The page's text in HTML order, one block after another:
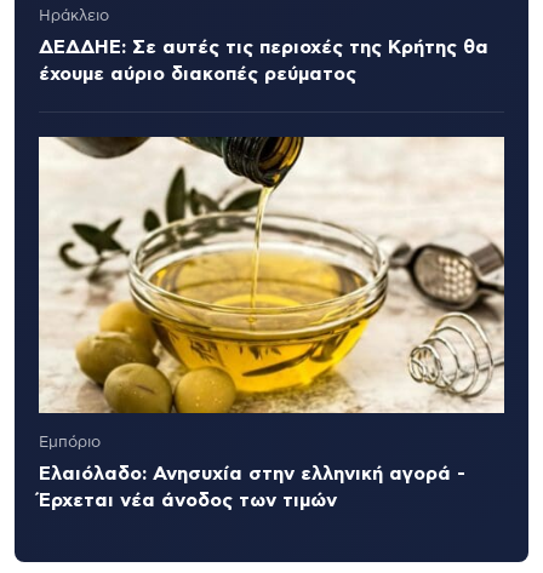
Ηράκλειο
ΔΕΔΔΗΕ: Σε αυτές τις περιοχές της Κρήτης θα
έχουμε αύριο διακοπές ρεύματος
Εμπόριο
Ελαιόλαδο: Ανησυχία στην ελληνική αγορά -
Έρχεται νέα άνοδος των τιμών